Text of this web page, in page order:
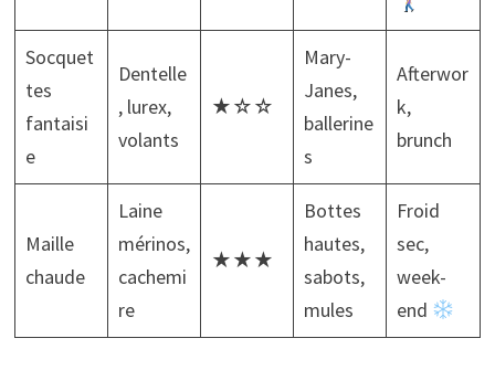
Socquet
tes
fantaisi
e
Dentelle
, lurex,
volants
★☆☆
Mary-
Janes,
ballerine
s
Afterwor
k,
brunch
Maille
chaude
Laine
mérinos,
cachemi
re
★★★
Bottes
hautes,
sabots,
mules
Froid
sec,
week-
end